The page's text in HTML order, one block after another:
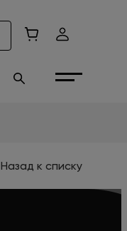
Назад к списку